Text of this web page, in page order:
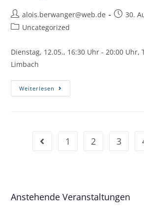
alois.berwanger@web.de
30.
Uncategorized
Dienstag, 12.05., 16:30 Uhr - 20:00 Uhr,
Limbach
Weiterlesen
1 2 3
Anstehende Veranstaltungen